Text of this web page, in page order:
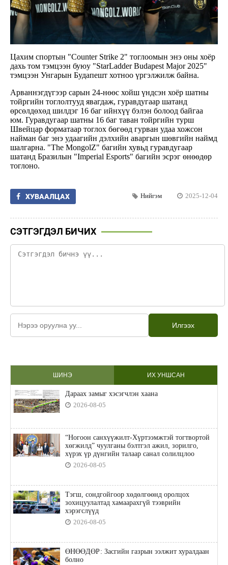
Цахим спортын "Counter Strike 2" тоглоомын энэ оны хоёр
дахь том тэмцээн буюу "StarLadder Budapest Major 2025"
тэмцээн Унгарын Будапешт хотноо үргэлжилж байна.
Арваннэгдүгээр сарын 24-нөөс хойш үндсэн хоёр шатны
тойргийн тоглолтууд явагдаж, гуравдугаар шатанд
өрсөлдөхөд шилдэг 16 баг ийнхүү бэлэн болоод байгаа
юм. Гуравдугаар шатны 16 баг таван тойргийн турш
Швейцар форматаар тоглох бөгөөд гурван удаа хожсон
найман баг энэ удаагийн дэлхийн аваргын шөвгийн наймд
шалгарна. "The MongolZ" багийн хувьд гуравдугаар
шатанд Бразилын "Imperial Esports" багийн эсрэг өнөөдөр
тоглоно.
ХУВААЛЦАХ Нийгэм 2025-12-04
СЭТГЭГДЭЛ БИЧИХ
Илгээх
ШИНЭ ИХ УНШСАН
Дараах замыг хэсэгчлэн хаана
2026-08-05
“Ногоон санхүүжилт-Хүртээмжтэй тогтвортой
хөгжилд” чуулганы бэлтгэл ажил, зорилго,
хүрэх үр дүнгийн талаар санал солилцлоо
2026-08-05
Тэгш, сондгойгоор хөдөлгөөнд оролцох
зохицуулалтад хамаарахгүй тээврийн
хэрэгслүүд
2026-08-05
ӨНӨӨДӨР: Засгийн газрын ээлжит хуралдаан
болно